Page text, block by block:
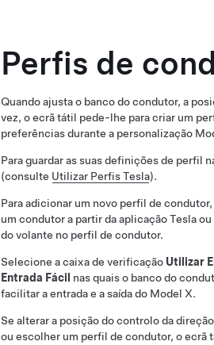
Perfis de
Quando ajusta o banco do condutor, a
vez, o ecrã tátil pede-lhe para criar um
preferências durante a personalização
Para guardar as suas definições de perfil
(consulte Utilizar Perfis Tesla).
Para adicionar um novo perfil de
um condutor a partir da aplicação Tesla
do volante no perfil de condutor.
Selecione a caixa de verificação Utilizar
Entrada Fácil nas quais o banco do
facilitar a entrada e a saída do Model X.
Se alterar a posição docontrolo da
ou escolher um perfil de condutor, o ecrã